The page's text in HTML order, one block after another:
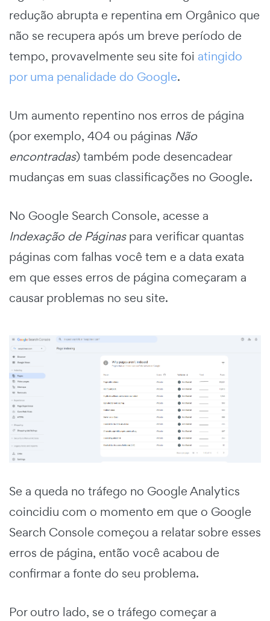
redução abrupta e repentina em Orgânico que
não se recupera após um breve período de
tempo, provavelmente seu site foi atingido
por uma penalidade do Google.
Um aumento repentino nos erros de página
(por exemplo, 404 ou páginas Não
encontradas) também pode desencadear
mudanças em suas classificações no Google.
No Google Search Console, acesse a
Indexação de Páginaspara verificar quantas
páginas com falhas você tem e a data exata
em que esses erros de página começaram a
causar problemas no seu site.
Se a queda no tráfego no Google Analytics
coincidiu com o momento em que o Google
Search Console começou a relatar sobre esses
erros de página, então você acabou de
confirmar a fonte do seu problema.
Por outro lado, se o tráfego começar a